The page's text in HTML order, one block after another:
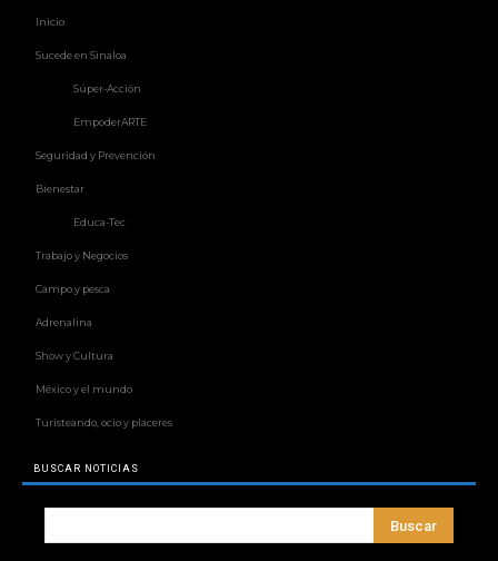
Inicio
Sucede en Sinaloa
Súper-Acción
EmpoderARTE
Seguridad y Prevención
Bienestar
Educa-Tec
Trabajo y Negocios
Campo y pesca
Adrenalina
Show y Cultura
México y el mundo
Turisteando, ocio y placeres
BUSCAR NOTICIAS
Buscar